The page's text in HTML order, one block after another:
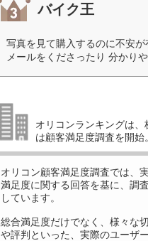
バイク王
写真を見て購入するのに不安
メールをくださったり 分かり
オリコンランキングは
は顧客満足度調査を開始
オリコン顧客満足度調査では、
満足度に関する回答を基に、調
しています。
総合満足度だけでなく、様々な
や評判といった、実際のユーザ